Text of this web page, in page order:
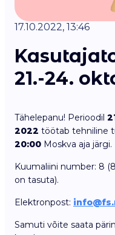
17.10.2022, 13:46
21.-24.
Tähelepanu! Perioodil
2022 töötab tehniline
20:00 Moskva aja järgi.
Kuumaliini number: 8
on tasuta).
Elektronpost:
Samuti võite saata